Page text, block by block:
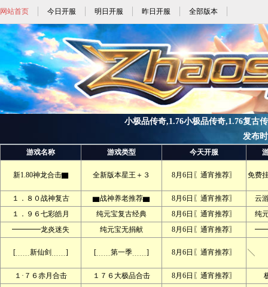
网站首页 今日开服 明日开服 昨日开服 全部版本
小极品传奇,1.76小极品传奇,1.76复古
发布
游戏名称 游戏类型 今天开服
新1.80神龙合击▇ 全新版本星王＋３ 8月6日〖通宵推荐〗 免费
１．８０战神复古 ▆战神养老推荐▆ 8月6日〖通宵推荐〗
云
１．９６七彩皓月
纯元宝复古经典 8月6日〖通宵推荐〗
纯
━━━━龙炎迷失
纯元宝无捐献 8月6日〖通宵推荐〗 ━━
[﹍﹍新仙剑﹍﹍] [﹍﹍第一季﹍﹍] 8月6日〖通宵推荐〗 ╲
１·７６赤月合击 １７６大极品合击 8月6日〖通宵推荐〗